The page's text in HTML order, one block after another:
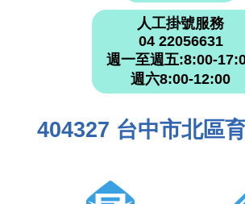
人工掛號服務
04 22056631
週一至週五:8:00-
週六8:00-12:00
404327 台中市北區